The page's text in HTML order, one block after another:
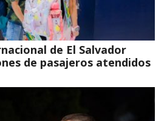
de El Salvador
de pasajeros atendidos